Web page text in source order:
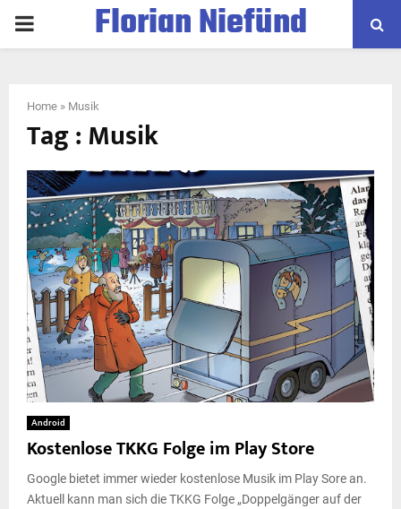
PRIMARYFlorian Niefünd
Home » Musik
Tag : Musik
Android
Kostenlose TKKG Folge im Play Store
Google bietet immer wieder kostenlose Musik im Play Sore an.
Aktuell kann man sich die TKKG Folge „Doppelgänger auf der